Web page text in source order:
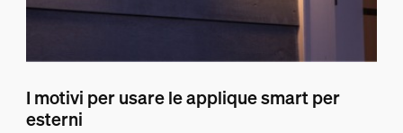
I motivi per usare le applique smart per
esterni